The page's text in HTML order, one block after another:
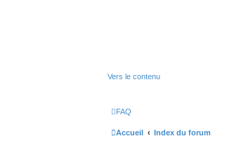
Vers le contenu
FAQ
Accueil Index du forum